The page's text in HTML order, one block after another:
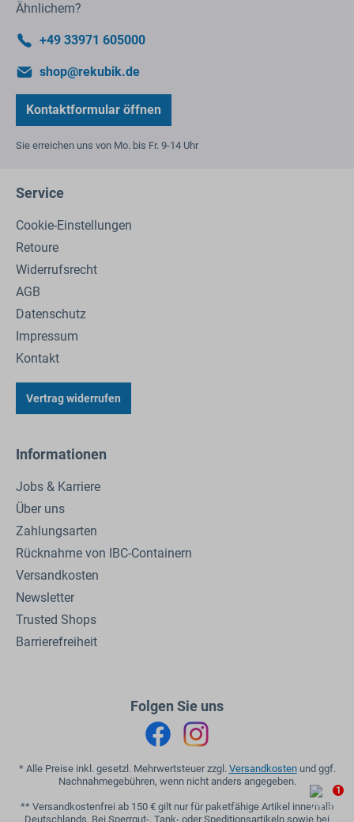
Ähnlichem?
+49 33971 605000
shop@rekubik.de
Kontaktformular öffnen
Sie erreichen uns von Mo. bis Fr. 9-14 Uhr
Service
Cookie-Einstellungen
Retoure
Widerrufsrecht
AGB
Datenschutz
Impressum
Kontakt
Vertrag widerrufen
Informationen
Jobs & Karriere
Über uns
Zahlungsarten
Rücknahme von IBC-Containern
Versandkosten
Newsletter
Trusted Shops
Barrierefreiheit
Folgen Sie uns
* Alle Preise inkl. gesetzl. Mehrwertsteuer zzgl. Versandkostenund ggf.
Nachnahmegebühren, wenn nicht anders angegeben.
** Versandkostenfrei ab 150 € gilt nur für paketfähige Artikel innerhalb
Deutschlands. Bei Sperrgut-, Tank- oder Speditionsartikeln sowie bei
1